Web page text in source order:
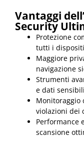
Vantaggi
Security
Protezione
tutti i
Maggiore
navigazione
Strumenti
e dati sensibili
violazioni dei
Performance
scansione